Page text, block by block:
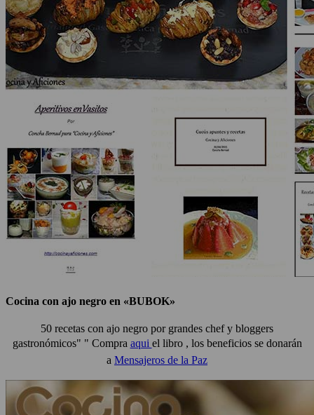
Cocina con ajo negro en «BUBOK»
50 recetas con ajo negro por grandes chef y bloggers
gastronómicos" " Compra aqui el libro , los beneficios se donarán
a Mensajeros de la Paz